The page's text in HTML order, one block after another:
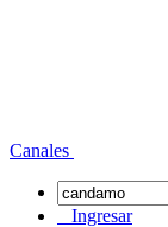
Canales
Ingresar